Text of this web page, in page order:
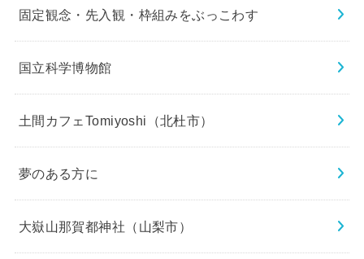
固定観念・先入観・枠組みをぶっこわす
国立科学博物館
土間カフェTomiyoshi（北杜市）
夢のある方に
大嶽山那賀都神社（山梨市）